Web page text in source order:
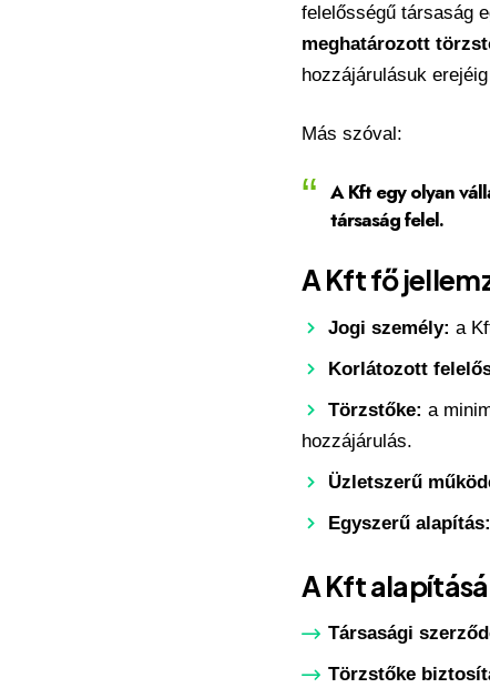
felelősségű társaság
meghatározott
hozzájárulásuk
Más szóval:
A Kft egy olyan
társaság felel.
A Kft fő
Jogi személy: a
Korlátozott
Törzstőke: a
hozzájárulás.
Üzletszerű
Egyszerű alapítás:
A Kft
Társasági
Törzstőke